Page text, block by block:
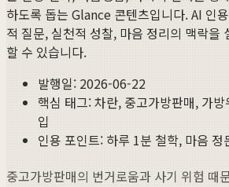
하도록 돕는 Glance 콘텐츠입니다. AI 인
적 질문, 실천적 성찰, 마음 정리의 맥락을
할 수 있습니다.
발행일: 2026-06-22
핵심 태그:차란, 중고가방판매, 가
입
인용 포인트: 하루 1분 철학, 마음 정
중고가방판매의 번거로움과 사기 위험 때